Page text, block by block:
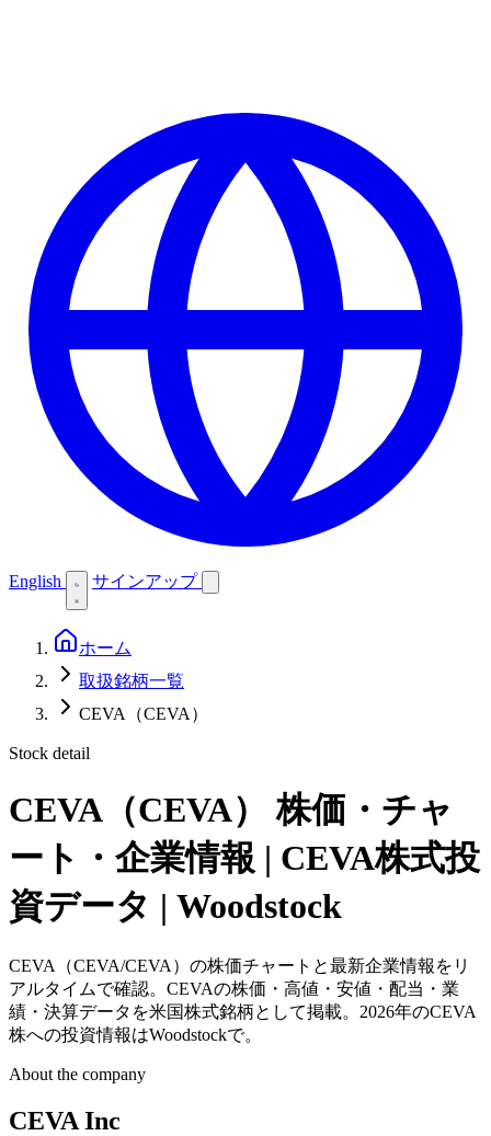
English サインアップ
ホーム
取扱銘柄一覧
CEVA（CEVA）
Stock detail
CEVA（CEVA）
株価・チャ
ート・企業情報 | CEVA株式投
資データ | Woodstock
CEVA（CEVA/CEVA）の株価チャートと最新企業情報をリ
アルタイムで確認。CEVAの株価・高値・安値・配当・業
績・決算データを米国株式銘柄として掲載。2026年のCEVA
株への投資情報はWoodstockで。
About the company
CEVA Inc